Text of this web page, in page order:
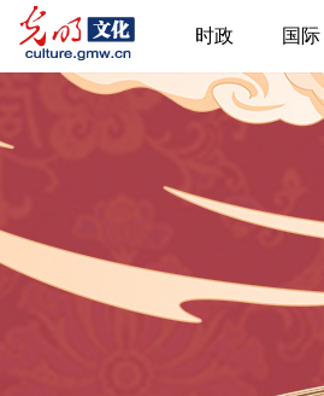
时政 国际